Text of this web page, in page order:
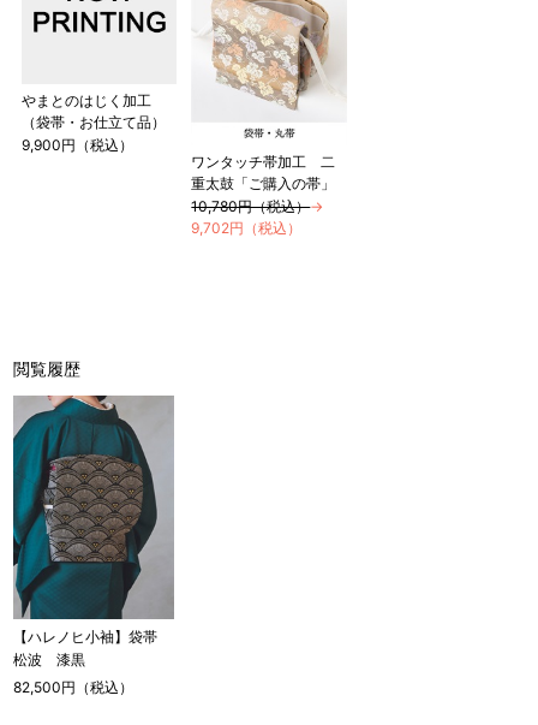
やまとのはじく加工
（袋帯・お仕立て品）
9,900円（税込）
ワンタッチ帯加工 二
重太鼓「ご購入の帯」
10,780円（税込）→
9,702円（税込）
閲覧履歴
【ハレノヒ小袖】袋帯
松波 漆黒
82,500円（税込）